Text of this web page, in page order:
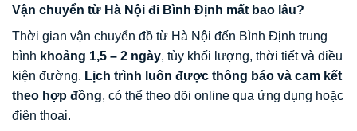
Vận chuyển từ Hà Nội đi Bình Định mất bao lâu?
Thời gian vận chuyển đồ từ Hà Nội đến Bình Định trung
bình khoảng 1,5 – 2 ngày, tùy khối lượng, thời tiết và điều
kiện đường. Lịch trình luôn được thông báo và cam kết
theo hợp đồng, có thể theo dõi online qua ứng dụng hoặc
điện thoại.